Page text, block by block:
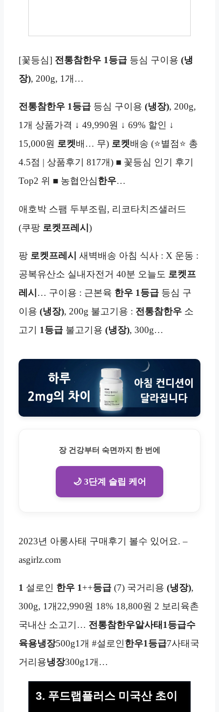
[꽃등심] 전통참한우 1등급 등심 구이용 (냉
장), 200g, 1개…
전통참한우 1등급 등심 구이용 (냉장), 200g,
1개 상품가격 ↓ 49,990원 ↓ 69% 할인 ↓
15,000원 로켓배… 무) 로켓배송 (⭐별점⭐ 총
4.5점 | 상품후기 817개) ■ 꽃등심 인기 후기
Top2 위 ■ 농협안심한우…
애호박 스팸 두부조림, 리코타치즈샐러드
(쿠팡 로켓프레시 )
팡 로켓프레시 새벽배송 아침 식사 : X 운동 :
공복유산소 실내자전거 40분 오늘도 로켓프
레시 … 구이용 : 근본육 한우 1등급 등심 구
이용 (냉장), 200g 불고기용 : 전통참한우 소
고기 1등급 불고기용 (냉장), 300g…
장 건강부터 숙면까지 한 번에
🌙 3단계 슬립 케어
2023년 아롱사태 구매후기 볼수 있어요. –
asgirlz.com
1 설로인 한우 1++등급 (7) 국거리용 (냉장),
300g, 1개22,990원 18% 18,800원 2 보리육촌
국내산 소고기… 전통참한우알사태1등급수
육용냉장500g1개 #설로인한우1등급7사태국
거리용냉장300g1개…
3. 푸드랩플러스 미국산 초이